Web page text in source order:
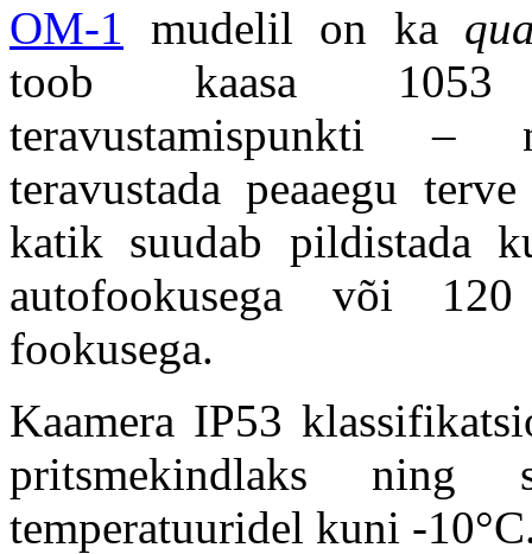
OM-1 mudelil on ka
toob kaasa 1053
teravustamispunkti –
teravustada peaaegu
katik suudab pildistada
autofookusega või
fookusega.
Kaamera IP53
pritsmekindlaks ning
temperatuuridel kuni -